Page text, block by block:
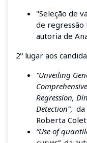
"Seleção de
de regressão
autoria de
2º lugar aos
“Unveiling
Regression,
Detection”, da
Roberta
“Use of